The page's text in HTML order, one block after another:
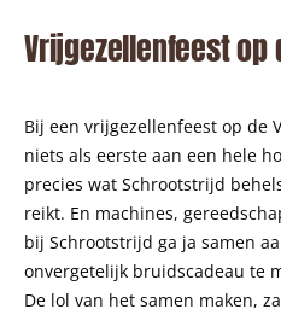
Vrijgezellenfeest op
Bij een vrijgezellenfeest op de
niets als eerste aan een hele
precies wat Schrootstrijd
reikt. En machines,
bij Schrootstrijd ga ja samen
onvergetelijk bruidscadeau te
De lol van het samen maken,